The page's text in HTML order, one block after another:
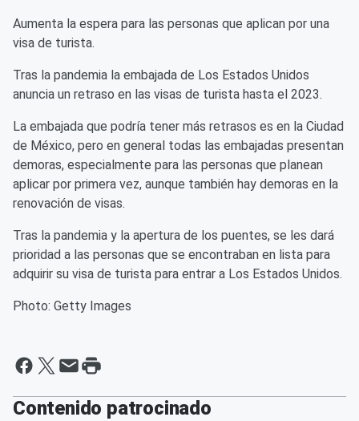
Aumenta la espera para las personas que aplican por una
visa de turista.
Tras la pandemia la embajada de Los Estados Unidos
anuncia un retraso en las visas de turista hasta el 2023.
La embajada que podría tener más retrasos es en la Ciudad
de México, pero en general todas las embajadas presentan
demoras, especialmente para las personas que planean
aplicar por primera vez, aunque también hay demoras en la
renovación de visas.
Tras la pandemia y la apertura de los puentes, se les dará
prioridad a las personas que se encontraban en lista para
adquirir su visa de turista para entrar a Los Estados Unidos.
Photo: Getty Images
Contenido patrocinado